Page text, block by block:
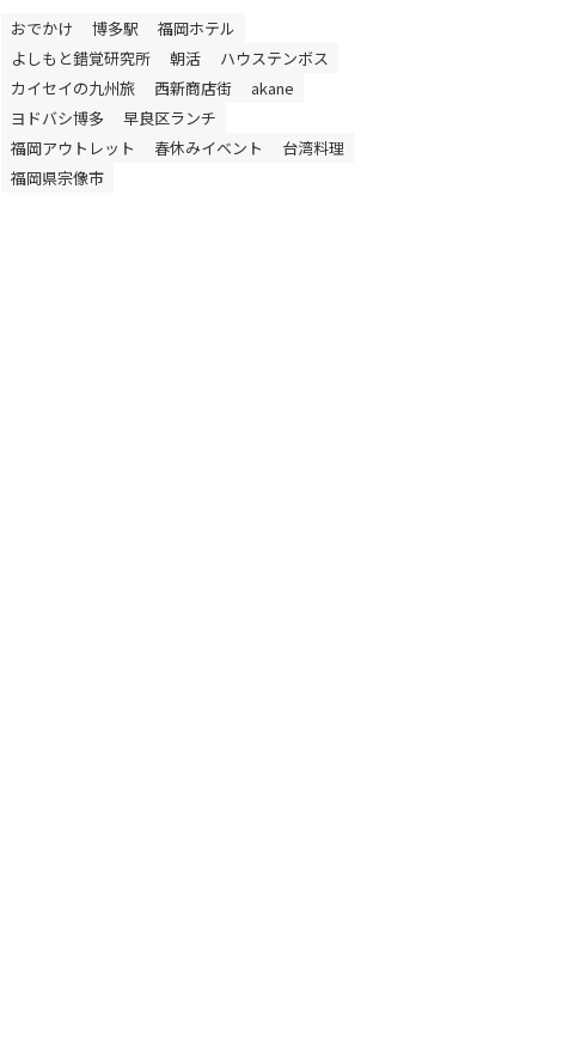
おでかけ 博多駅
福岡ホテル
よしもと錯覚研究所
朝活
ハウステンボス
カイセイの九州旅
西新商店街
akane
ヨドバシ博多
早良区ランチ
福岡アウトレット
春休みイベント
台湾料理
福岡県宗像市